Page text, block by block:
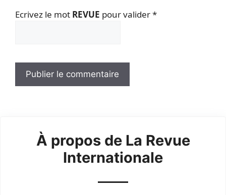
Ecrivez le mot REVUE pour valider*
À propos de La Revue
Internationale